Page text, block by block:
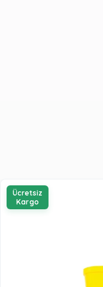
Ücretsiz
Kargo